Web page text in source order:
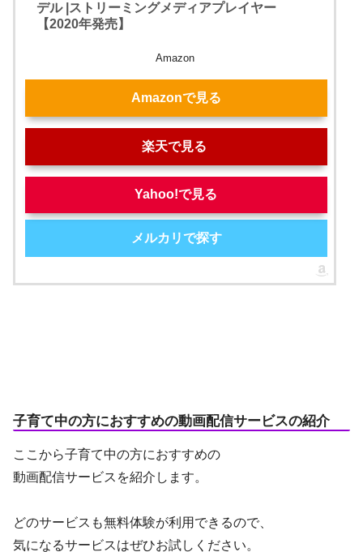
デル |ストリーミングメディアプレイヤー
【2020年発売】
Amazon
Amazonで見る
楽天で見る
Yahoo!で見る
メルカリで探す
子育て中の方におすすめの動画配信サービスの紹介
ここから子育て中の方におすすめの
動画配信サービスを紹介します。
どのサービスも無料体験が利用できるので、
気になるサービスはぜひお試しください。